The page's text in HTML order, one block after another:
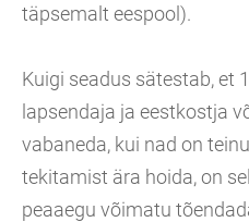
täpsemalt eespool).
Kuigi seadus sätestab, et
lapsendaja ja eestkostja
vabaneda, kui nad on
tekitamist ära hoida, on
peaaegu võimatu